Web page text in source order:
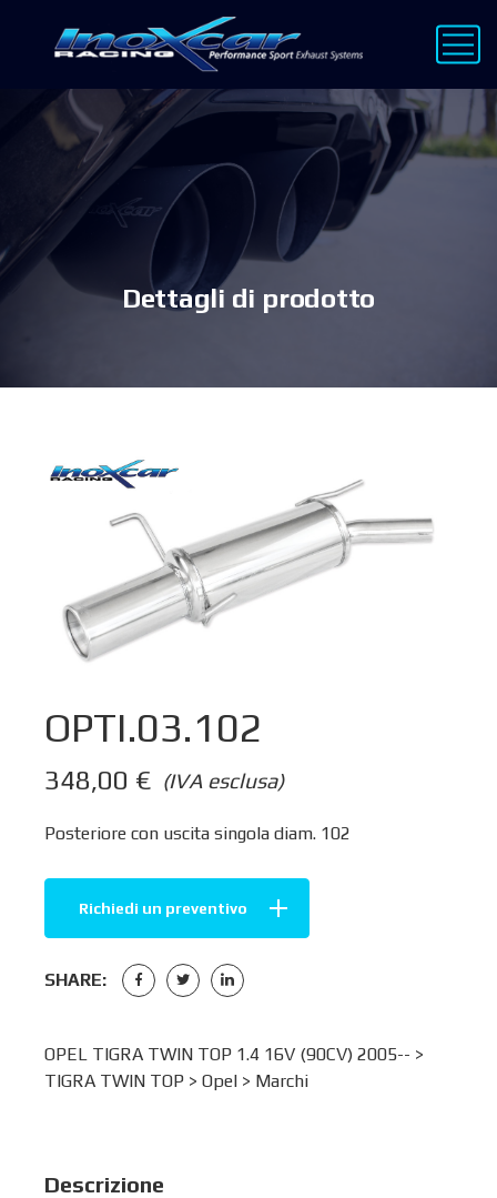
Dettagli di prodotto
OPTI.03.102
(IVA esclusa)
348,00 €
Posteriore con uscita singola diam. 102
Richiedi un preventivo
SHARE:
OPEL TIGRA TWIN TOP 1.4 16V (90CV) 2005-- >
TIGRA TWIN TOP > Opel > Marchi
Descrizione